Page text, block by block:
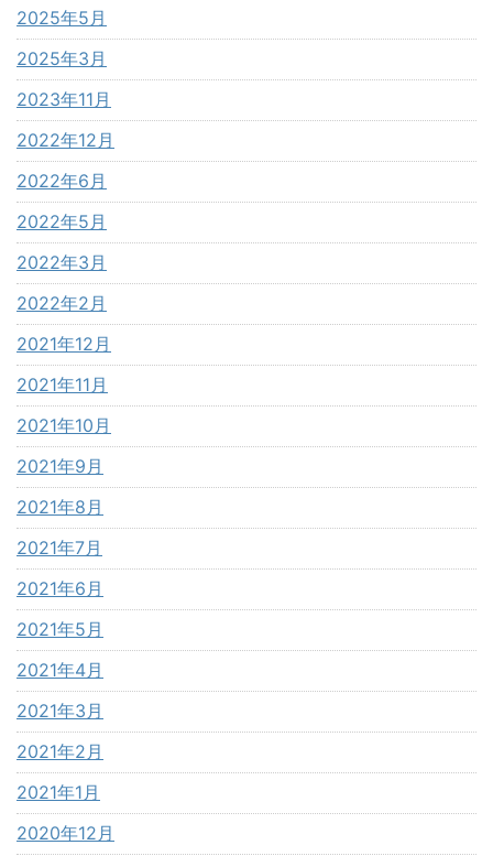
2025年5月
2025年3月
2023年11月
2022年12月
2022年6月
2022年5月
2022年3月
2022年2月
2021年12月
2021年11月
2021年10月
2021年9月
2021年8月
2021年7月
2021年6月
2021年5月
2021年4月
2021年3月
2021年2月
2021年1月
2020年12月